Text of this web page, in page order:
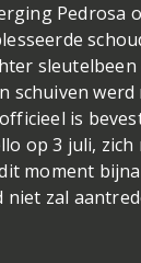
Pedrosa
schuiven werd
is
op 3 juli, zich
moment
niet zal